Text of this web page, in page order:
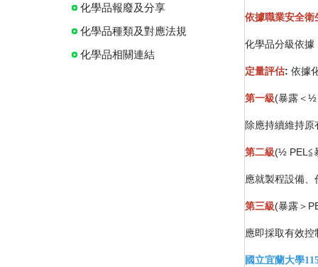
化學品報廢及分享
化學品種類及對應法規
化學品相關連結
依據職業安全衛
化學品分級依據
定量評估: 依據
第一級(暴露＜½
除應持續維持
第二級(½ PEL≦
應就製程設備
第三級(暴露＞
應即採取有效
國立宜蘭大學